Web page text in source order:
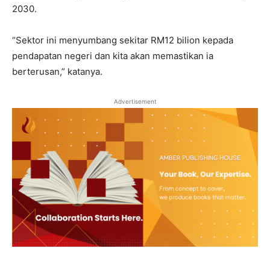
2030.
“Sektor ini menyumbang sekitar RM12 bilion kepada
pendapatan negeri dan kita akan memastikan ia
berterusan,” katanya.
Advertisement